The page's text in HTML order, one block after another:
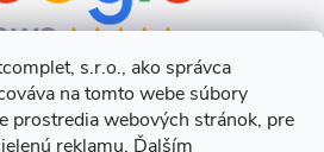
s.r.o., ako správca
na tomto webe súbory
prostredia webových stránok, pre
reklamu. Ďalším